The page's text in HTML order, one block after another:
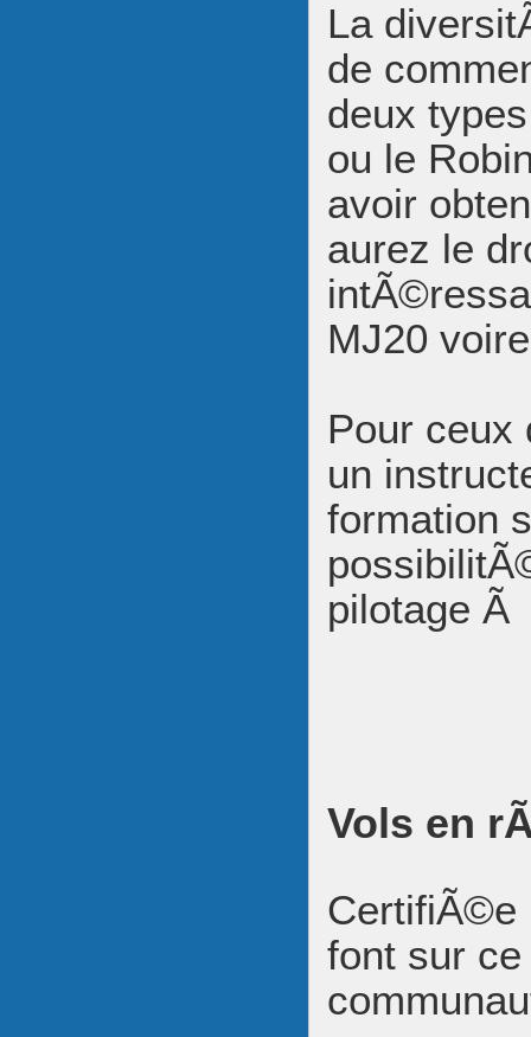
La
de
deux
ou le
avoir
aurez le
MJ20
Pour ceux
un
formation
pilotage Ã
Vols en
CertifiÃ©e
font sur